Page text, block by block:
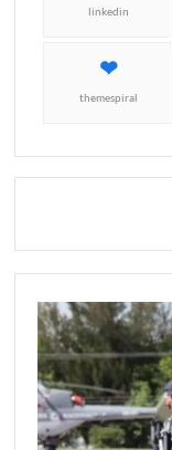
linkedin
themespiral